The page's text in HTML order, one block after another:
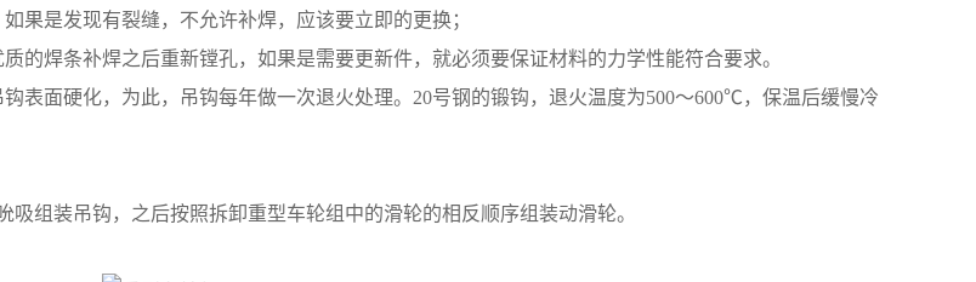
是发现有裂缝，不允许补焊，应该要立即的更换；
焊条补焊之后重新镗孔，如果是需要更新件，就必须要保证材料的力学性能符合要求。
面硬化，为此，吊钩每年做一次退火处理。20号钢的锻钩，退火温度为500～600℃，保温后缓慢冷
装吊钩，之后按照拆卸重型车轮组中的滑轮的相反顺序组装动滑轮。